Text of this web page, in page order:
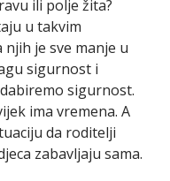
ili polje žita?
u takvim
je sve manje u
sigurnost i
sigurnost.
ima vremena. A
da roditelji
zabavljaju sama.